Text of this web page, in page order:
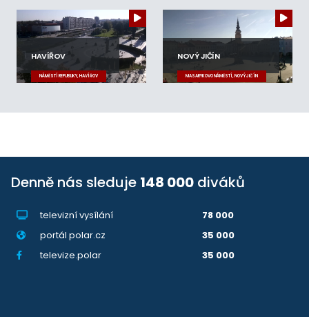
HAVÍŘOV
NÁMĚSTÍ REPUBLIKY, HAVÍŘOV
NOVÝ JIČÍN
MASARYKOVO NÁMĚSTÍ, NOVÝ JIČÍN
Denně nás sleduje 148 000 diváků
televizní vysílání
78 000
portál polar.cz
35 000
televize.polar
35 000